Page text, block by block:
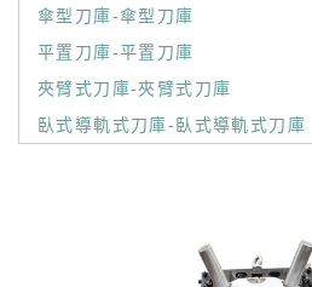
傘型刀庫-傘型刀庫
平置刀庫-平置刀庫
夾臂式刀庫-夾臂式刀庫
臥式導軌式刀庫-臥式導軌式刀庫